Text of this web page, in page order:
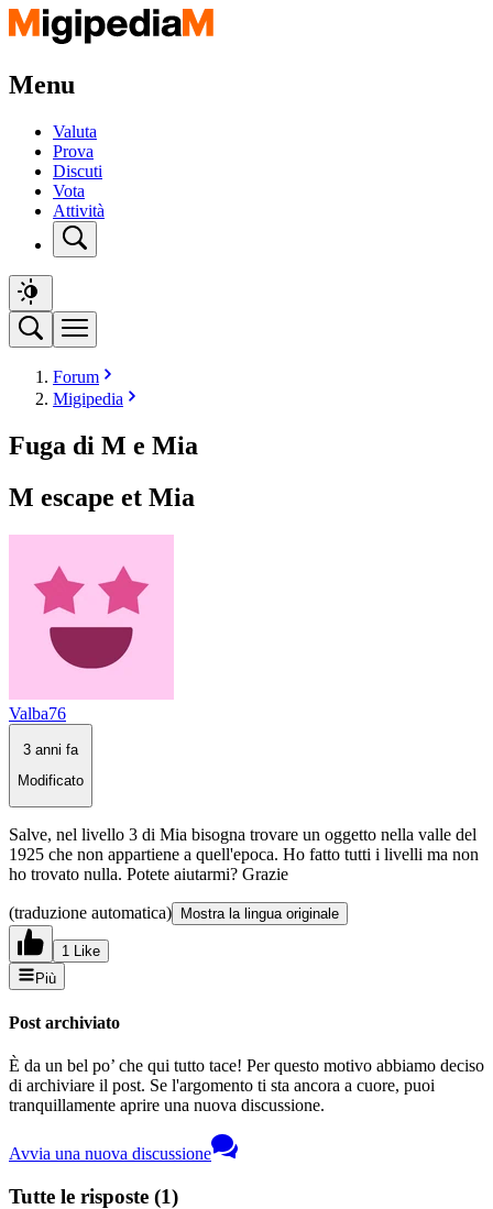
Menu
Valuta
Prova
Discuti
Vota
Attività
Forum
Migipedia
Fuga di M e Mia
M escape et Mia
Valba76
3 anni fa
Modificato
Salve, nel livello 3 di Mia bisogna trovare un oggetto nella valle del
1925 che non appartiene a quell'epoca. Ho fatto tutti i livelli ma non
ho trovato nulla. Potete aiutarmi? Grazie
(traduzione automatica) Mostra la lingua originale
1 Like
Più
Post archiviato
È da un bel po’ che qui tutto tace! Per questo motivo abbiamo deciso
di archiviare il post. Se l'argomento ti sta ancora a cuore, puoi
tranquillamente aprire una nuova discussione.
Avvia una nuova discussione
Tutte le risposte (1)